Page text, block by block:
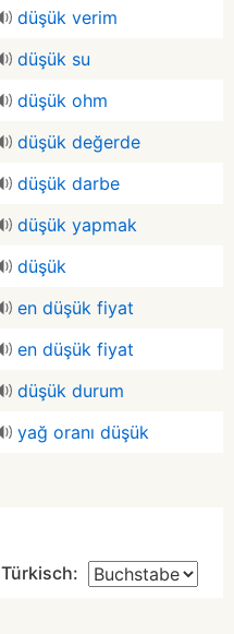
düşük verim
düşük su
düşük ohm
düşük değerde
düşük darbe
düşük yapmak
düşük
en düşük fiyat
en düşük fiyat
düşük durum
yağ oranı düşük
Türkisch: